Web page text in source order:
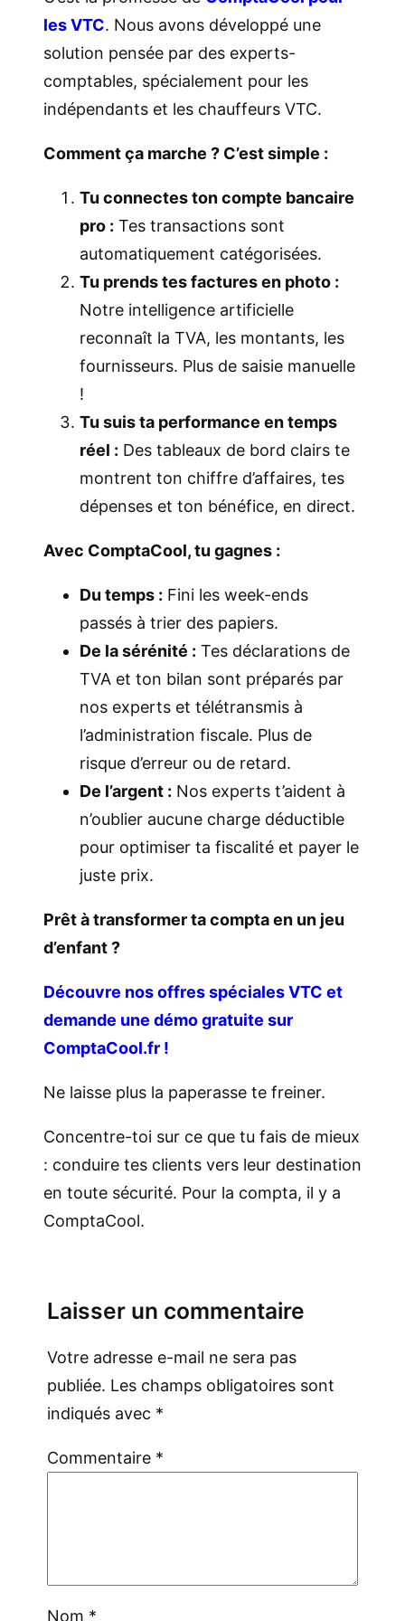
les VTC. Nous avons développé une
solution pensée par des experts-
comptables, spécialement pour les
indépendants et les chauffeurs VTC.
Comment ça marche ? C’est simple :
Tu connectes ton compte bancaire
pro : Tes transactions sont
automatiquement catégorisées.
Tu prends tes factures en photo :
Notre intelligence artificielle
reconnaît la TVA, les montants, les
fournisseurs. Plus de saisie manuelle
!
Tu suis ta performance en temps
réel : Des tableaux de bord clairs te
montrent ton chiffre d’affaires, tes
dépenses et ton bénéfice, en direct.
Avec ComptaCool, tu gagnes :
Du temps : Fini les week-ends
passés à trier des papiers.
De la sérénité : Tes déclarations de
TVA et ton bilan sont préparés par
nos experts et télétransmis à
l’administration fiscale. Plus de
risque d’erreur ou de retard.
De l’argent : Nos experts t’aident à
n’oublier aucune charge déductible
pour optimiser ta fiscalité et payer le
juste prix.
Prêt à transformer ta compta en un jeu
d’enfant ?
Découvre nos offres spéciales VTC et
demande une démo gratuite sur
ComptaCool.fr !
Ne laisse plus la paperasse te freiner.
Concentre-toi sur ce que tu fais de mieux
: conduire tes clients vers leur destination
en toute sécurité. Pour la compta, il y a
ComptaCool.
Laisser un commentaire
Votre adresse e-mail ne sera pas
publiée. Les champs obligatoires sont
indiqués avec *
Commentaire *
Nom *